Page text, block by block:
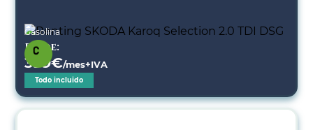
Gasolina
Desde:
399€/mes+IVA
Todo incluido